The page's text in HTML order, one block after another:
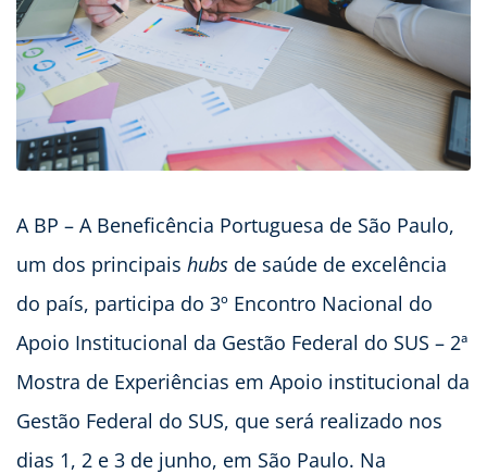
A BP – A Beneficência Portuguesa de São Paulo,
um dos principais hubs de saúde de excelência
do país, participa do 3º Encontro Nacional do
Apoio Institucional da Gestão Federal do SUS – 2ª
Mostra de Experiências em Apoio institucional da
Gestão Federal do SUS, que será realizado nos
dias 1, 2 e 3 de junho, em São Paulo. Na